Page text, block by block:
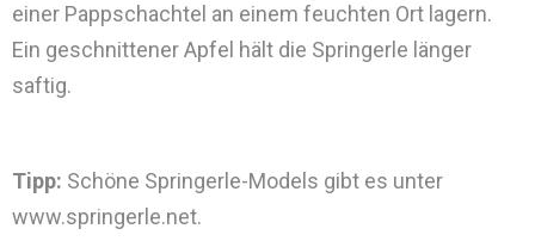
einer Pappschachtel an einem feuchten Ort lagern.
Ein geschnittener Apfel hält die Springerle länger
saftig.
Tipp: Schöne Springerle-Models gibt es unter
www.springerle.net.